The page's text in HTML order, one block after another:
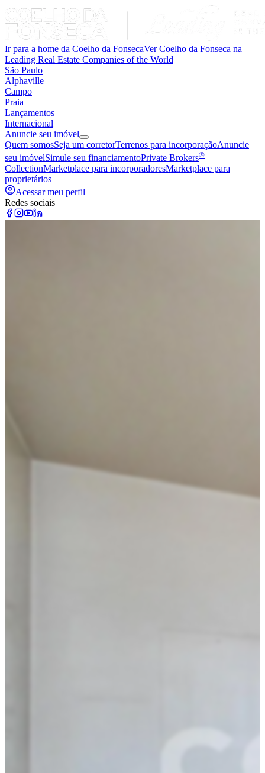
Ir para a home da Coelho da FonsecaVer Coelho da Fonseca na
Leading Real Estate Companies of the World
São Paulo
Alphaville
Campo
Praia
Lançamentos
Internacional
Anuncie seu imóvel
Quem somosSeja um corretorTerrenos para incorporaçãoAnuncie
seu imóvelSimule seu financiamentoPrivate Brokers®
CollectionMarketplace para incorporadoresMarketplace para
proprietários
Acessar meu perfil
Redes sociais